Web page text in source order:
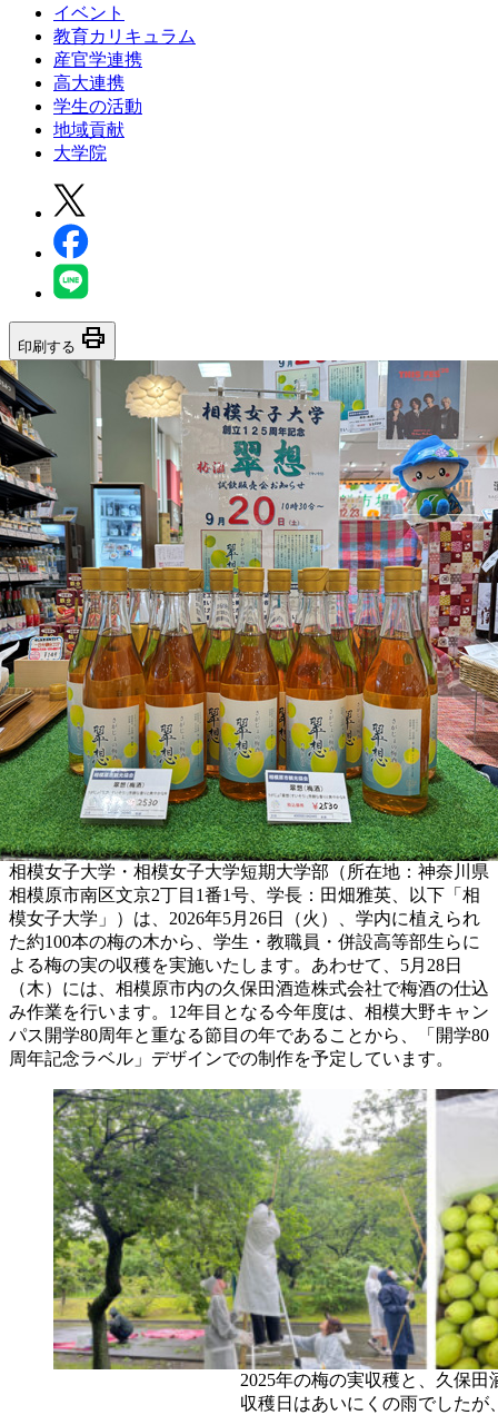
イベント
教育カリキュラム
産官学連携
高大連携
学生の活動
地域貢献
大学院
印刷する print
相模女子大学・相模女子大学短期大学部（所在地：神奈川県
相模原市南区文京2丁目1番1号、学長：田畑雅英、以下「相
模女子大学」）は、2026年5月26日（火）、学内に植えられ
た約100本の梅の木から、学生・教職員・併設高等部生らに
よる梅の実の収穫を実施いたします。あわせて、5月28日
（木）には、相模原市内の久保田酒造株式会社で梅酒の仕込
み作業を行います。12年目となる今年度は、相模大野キャン
パス開学80周年と重なる節目の年であることから、「開学80
周年記念ラベル」デザインでの制作を予定しています。
2025年の梅の実収穫と、久保
収穫日はあいにくの雨でした